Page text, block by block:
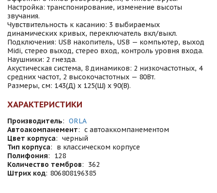
Настройка: транспонирование, изменение высоты
звучания.
Чувствительность к касанию: 3 выбираемых
динамических кривых, переключатель вкл/выкл.
Подключения: USB накопитель, USB — компьютер, выход
Midi, стерео выход, стерео вход, контроль уровня входа.
Наушники: 2 гнезда.
Акустическая система, 8 динамиков: 2 низкочастотных, 4
средних частот, 2 высокочастотных — 80Вт.
Размеры, см: 143(Д) x 125(Ш) x 90(В).
ХАРАКТЕРИСТИКИ
Производитель: ORLA
Автоакомпанемент: с автоаккомпанементом
Цвет корпуса: черный
Тип корпуса:
в классическом корпусе
Полифония:
128
Количество тембров:
362
Штрих код: 806808196385